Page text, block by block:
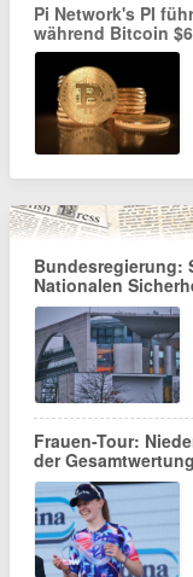
Pi Network's PI
während Bitcoin
Bundesregierung:
Nationalen
Frauen-Tour:
der Gesamtwertung